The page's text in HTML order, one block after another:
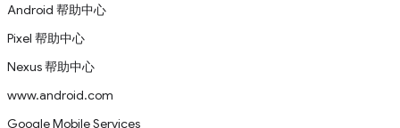
Android 帮助中心
Pixel 帮助中心
Nexus 帮助中心
www.android.com
Google Mobile Services